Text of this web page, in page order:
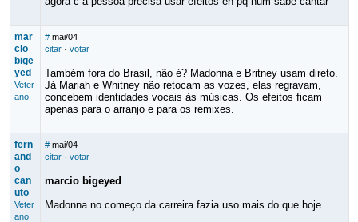
mar
cio
bige
yed
Veter
ano
# mai/04
citar· votar
Também fora do Brasil, não é? Madonna e Britney usam direto.
Já Mariah e Whitney não retocam as vozes, elas regravam,
concebem identidades vocais às músicas. Os efeitos ficam
apenas para o arranjo e para os remixes.
fern
and
o
can
uto
Veter
ano
# mai/04
citar· votar
marcio bigeyed
Madonna no começo da carreira fazia uso mais do que hoje.